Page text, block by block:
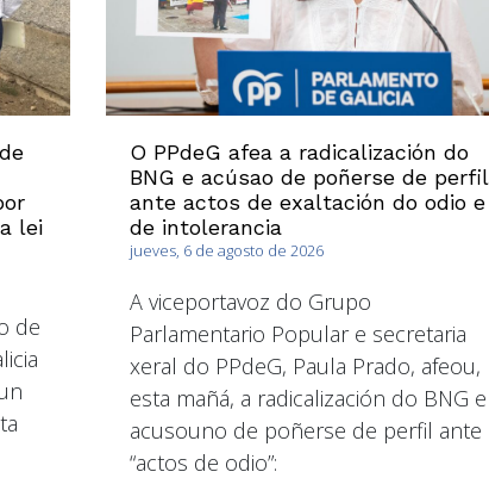
lei
de
O PPdeG afea a radicalización do
BNG e acúsao de poñerse de perfil
ante actos de exaltación do odio e
de intolerancia
jueves, 6 de agosto de 2026
A viceportavoz do Grupo
Parlamentario Popular e secretaria
xeral do PPdeG, Paula Prado, afeou,
esta mañá, a radicalización do BNG e
acusouno de poñerse de perfil ante
“actos de odio”: